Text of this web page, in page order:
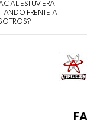
ESTUVIERA
FRENTE A